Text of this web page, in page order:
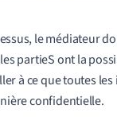
le médiateur
partieS ont la
à ce que toutes
confidentielle.